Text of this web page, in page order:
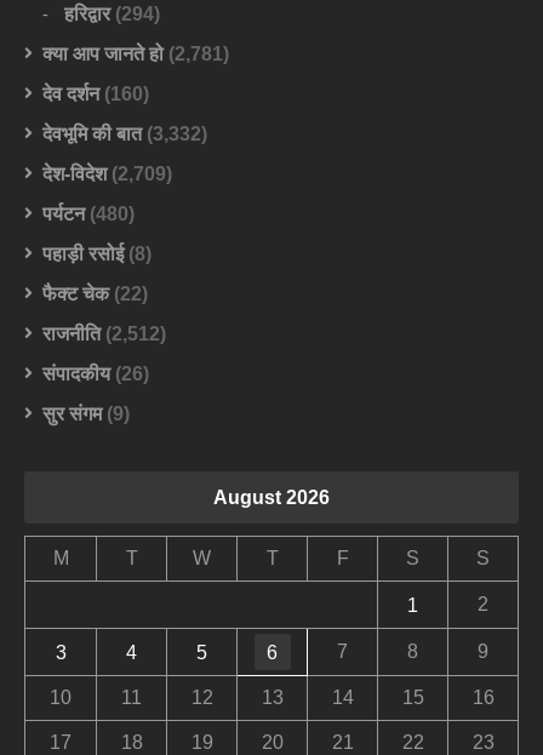
हरिद्वार(294)
क्या आप जानते हो(2,781)
देव दर्शन(160)
देवभूमि की बात(3,332)
देश-विदेश(2,709)
पर्यटन(480)
पहाड़ी रसोई(8)
फैक्ट चेक(22)
राजनीति(2,512)
संपादकीय(26)
सुर संगम(9)
August 2026
M T W T F S S
1 2
3 4 5 6 7 8 9
10 11 12 13 14 15 16
17 18 19 20 21 22 23